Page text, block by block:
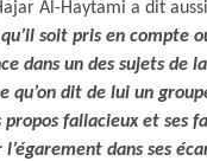
Al-Haytami a dit
soit pris en compte
dans un des sujets de
qu’on dit de lui un
propos fallacieux et ses
l’égarement dans ses